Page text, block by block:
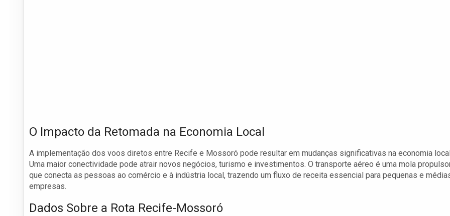
O Impacto da Retomada na Economia Local
A implementação dos voos diretos entre Recife e Mossoró pode resultar em mudanças significativas na economia
Uma maior conectividade pode atrair novos negócios, turismo e investimentos. O transporte aéreo é uma mola
que conecta as pessoas ao comércio e à indústria local, trazendo um fluxo de receita essencial para pequenas e
empresas.
Dados Sobre a Rota Recife-Mossoró